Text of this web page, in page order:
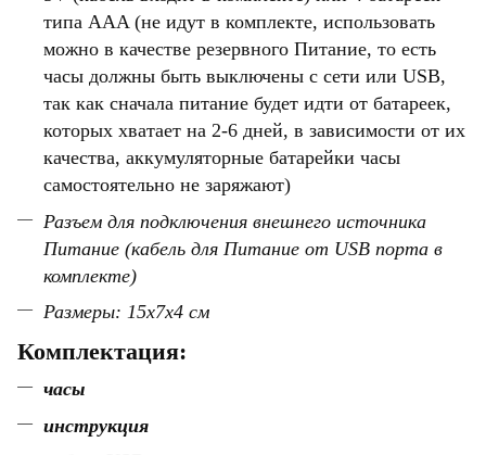
типа AAA (не идут в комплекте, использовать
можно в качестве резервного Питание, то есть
часы должны быть выключены с сети или USB,
так как сначала питание будет идти от батареек,
которых хватает на 2-6 дней, в зависимости от их
качества, аккумуляторные батарейки часы
самостоятельно не заряжают)
Разъем для подключения внешнего источника
Питание (кабель для Питание от USB порта в
комплекте)
Размеры: 15x7x4 см
Комплектация:
часы
инструкция